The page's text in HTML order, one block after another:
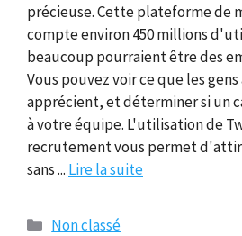
précieuse. Cette plateforme de
compte environ 450 millions
beaucoup pourraient être des
Vous pouvez voir ce que les
apprécient, et déterminer si un
à votre équipe. L'utilisation de
recrutement vous permet
sans ... Lire la suite
Catégories
Non classé